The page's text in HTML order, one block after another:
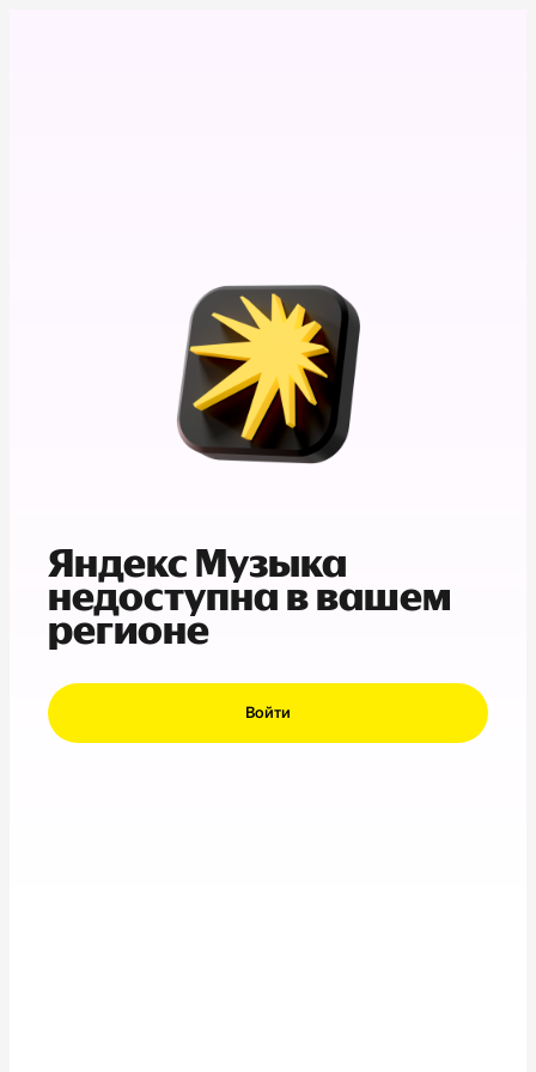
Яндекс Музыка
недоступна в вашем
регионе
Войти